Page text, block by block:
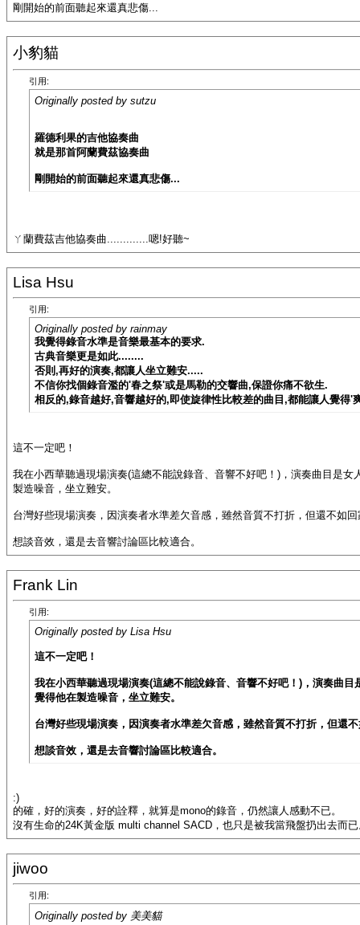
剛開始的前面聽起來還真悲傷...
小豹貓
引用:
Originally posted by sutzu
羅德利果的吉他協奏曲
就是那首阿蘭費茲協奏曲
剛開始的前面聽起來還真悲傷...
ㄚ蘭費茲吉他協奏曲.............嗯!好聽~
Lisa Hsu
引用:
Originally posted by rainmay
我覺得錄音水準是音樂最基本的要求.
古典音樂更是如此........
否則,再好的演奏,都讓人坐立難安.....
不信你找個錄音濫的'春之祭'或是馬勒的交響曲,保證你痛不欲生.
相反的,錄音越好,音響越好的,即使旋律性比較差的曲目,都能讓人覺得'
這不一定吧！
我在小西華聽過現場演奏(這總不能說錄音、音響不好吧！)，演奏曲目是
製造噪音，坐立難安。
台灣好些現場演奏，因演奏者水準差欠音感，雖然音質不打折，但還不如
想談音效，還是去音響討論區比較適合。
Frank Lin
引用:
Originally posted by Lisa Hsu
這不一定吧！
我在小西華聽過現場演奏(這總不能說錄音、音響不好吧！)，演奏曲
覺得他在製造噪音，坐立難安。
台灣好些現場演奏，因演奏者水準差欠音感，雖然音質不打折，但還
想談音效，還是去音響討論區比較適合。
:)
的確，好的演奏，好的詮釋，就算是mono的錄音，仍然讓人感動不已。
沒有生命的24K黃金版 multi channel SACD，也只是被我當飛盤扔出去而
jiwoo
引用:
Originally posted by 美美貓